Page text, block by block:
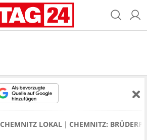
CHEMNITZ LOKAL CHEMNITZ: